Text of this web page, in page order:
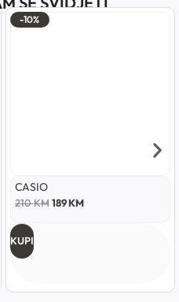
-10%
CASIO
210KM 189KM
KUPI